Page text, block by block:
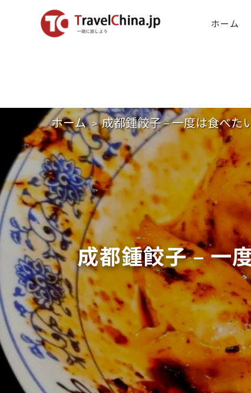
ホーム
ホーム 成都鍾餃子 – 一度は食べた
成都鍾餃子 – 一